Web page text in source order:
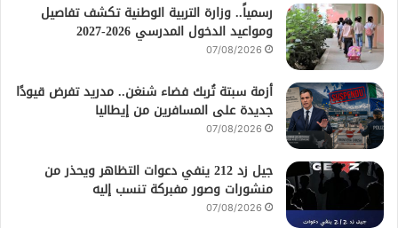
رسمياً.. وزارة التربية الوطنية تكشف تفاصيل
ومواعيد الدخول المدرسي 2026-2027
07/08/2026
أزمة سبتة تُربك فضاء شنغن.. مدريد تفرض قيودًا
جديدة على المسافرين من إيطاليا
07/08/2026
جيل زد 212 ينفي دعوات التظاهر ويحذر من
منشورات وصور مفبركة تنسب إليه
07/08/2026